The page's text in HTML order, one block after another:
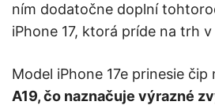
ním dodatočne doplní
iPhone 17, ktorá príde na trh
Model iPhone 17e prinesie čip
A19, čo naznačuje výrazné